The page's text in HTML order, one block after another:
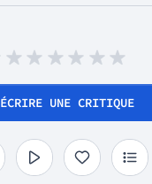
ÉCRIRE UNE CRITIQUE